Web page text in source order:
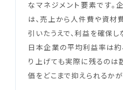
なマネジメント要素です
は、売上から人件費や資材
引いたうえで、利益を確保し
日本企業の平均利益率は約
り上げても実際に残るのは
価をどこまで抑えられるかが